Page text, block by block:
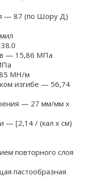
— 87 (по Шору Д)
— 15,86 МПа
МH/м
изгибе — 56,74
— 27 мм/мм x
— [2,14 / (кал х см)
повторного слоя
пастообразная